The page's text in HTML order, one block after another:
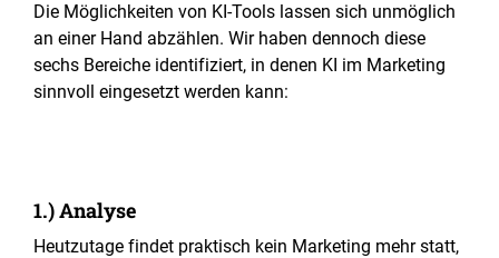
Die Möglichkeiten von KI-Tools lassen sich unmöglich
an einer Hand abzählen. Wir haben dennoch diese
sechs Bereiche identifiziert, in denen KI im Marketing
sinnvoll eingesetzt werden kann:
1.) Analyse
Heutzutage findet praktisch kein Marketing mehr statt,